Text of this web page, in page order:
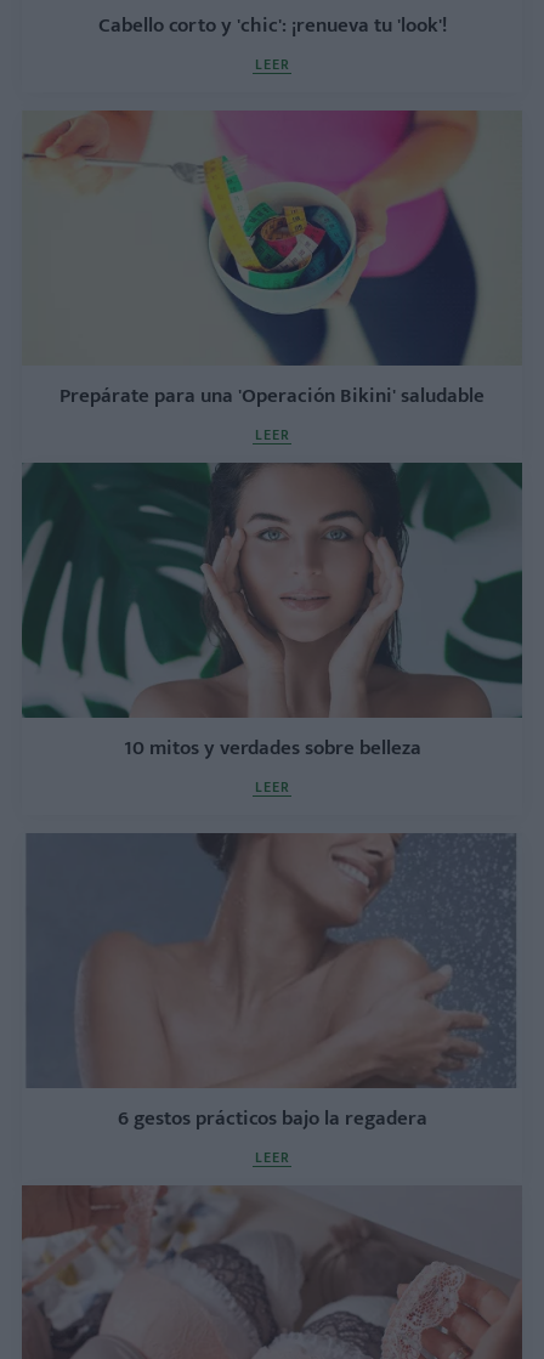
Cabello corto y 'chic': ¡renueva tu 'look'!
LEER
Prepárate para una 'Operación Bikini' saludable
LEER
10 mitos y verdades sobre belleza
LEER
6 gestos prácticos bajo la regadera
LEER